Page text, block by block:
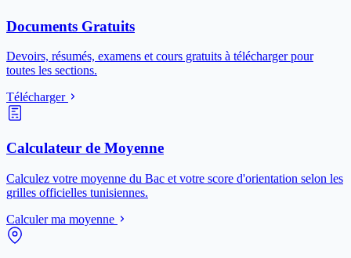
Documents Gratuits
Devoirs, résumés, examens et cours gratuits à télécharger pour
toutes les sections.
Télécharger
Calculateur de Moyenne
Calculez votre moyenne du Bac et votre score d'orientation selon les
grilles officielles tunisiennes.
Calculer ma moyenne